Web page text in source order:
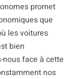
promet
que
les voitures
bien
face à cette
nos